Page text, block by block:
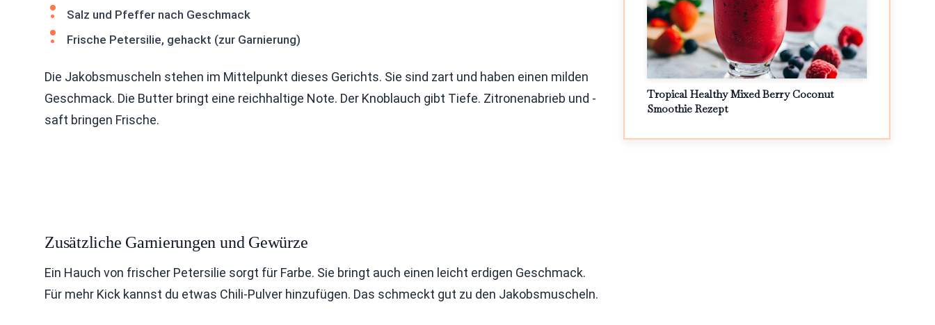
Salz und Pfeffer nach Geschmack
Frische Petersilie, gehackt (zur Garnierung)
Die Jakobsmuscheln stehen im Mittelpunkt dieses Gerichts. Sie sind zart und haben einen milden
Geschmack. Die Butter bringt eine reichhaltige Note. Der Knoblauch gibt Tiefe. Zitronenabrieb und -
saft bringen Frische.
Zusätzliche Garnierungen und Gewürze
Ein Hauch von frischer Petersilie sorgt für Farbe. Sie bringt auch einen leicht erdigen Geschmack.
Für mehr Kick kannst du etwas Chili-Pulver hinzufügen. Das schmeckt gut zu den Jakobsmuscheln.
Tropical Healthy Mixed Berry Coconut
Smoothie Rezept